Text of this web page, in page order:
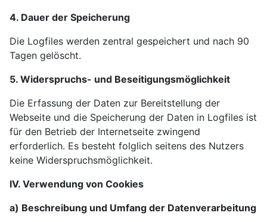
4. Dauer der Speicherung
Die Logfiles werden zentral gespeichert und nach 90
Tagen gelöscht.
5. Widerspruchs- und Beseitigungsmöglichkeit
Die Erfassung der Daten zur Bereitstellung der
Webseite und die Speicherung der Daten in Logfiles ist
für den Betrieb der Internetseite zwingend
erforderlich. Es besteht folglich seitens des Nutzers
keine Widerspruchsmöglichkeit.
IV. Verwendung von Cookies
a) Beschreibung und Umfang der Datenverarbeitung